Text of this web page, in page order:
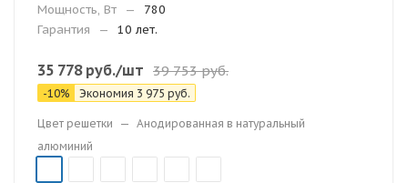
Мощность, Вт
—
780
Гарантия
— 10 лет.
35 778руб./шт 39 753руб.
-10% Экономия 3 975 руб.
Цвет решетки — Анодированная в натуральный
алюминий